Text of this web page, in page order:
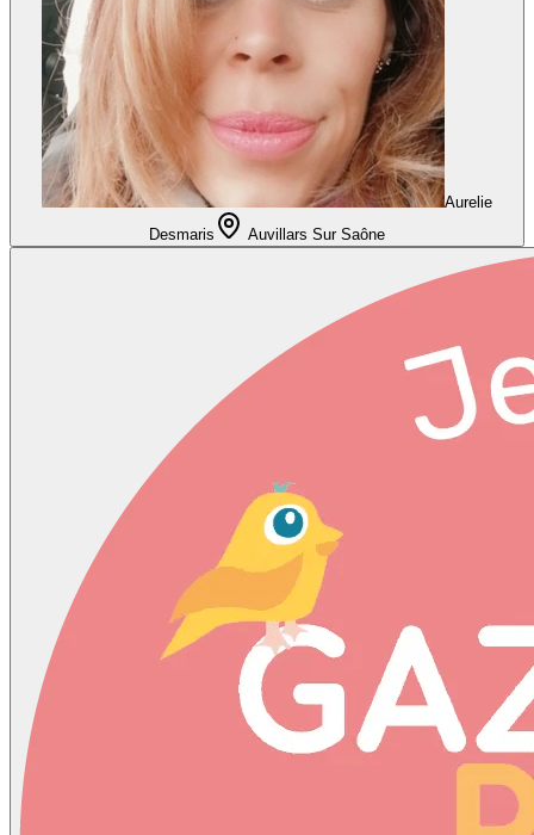
Aurelie
Desmaris
Auvillars Sur Saône